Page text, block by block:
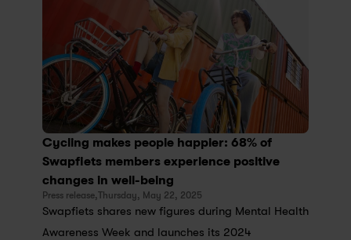
Cycling makes people happier: 68% of
Swapfiets members experience positive
changes in well-being
Press release,Thursday, May 22, 2025
Swapfiets shares new figures during Mental Health
Awareness Week and launches its 2024